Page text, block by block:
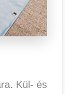
Kül- és